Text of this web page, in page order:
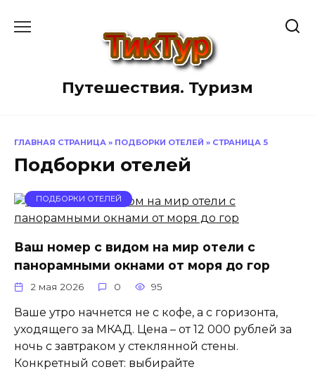
Путешествия. Туризм
ГЛАВНАЯ СТРАНИЦА » ПОДБОРКИ ОТЕЛЕЙ » СТРАНИЦА 5
Подборки отелей
ПОДБОРКИ ОТЕЛЕЙ
Ваш номер с видом на мир отели с
панорамными окнами от моря до гор
2 мая 2026 0 95
Ваше утро начнется не с кофе, а с горизонта,
уходящего за МКАД. Цена – от 12 000 рублей за
ночь с завтраком у стеклянной стены.
Конкретный совет: выбирайте